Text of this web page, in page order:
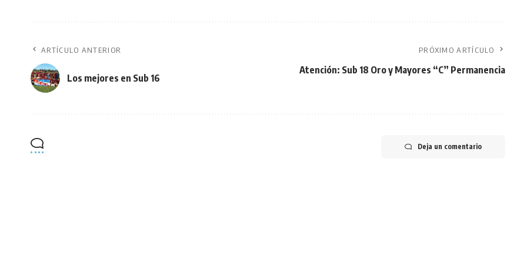
ARTÍCULO ANTERIOR
Los mejores en Sub 16
PRÓXIMO ARTÍCULO
Atención: Sub 18 Oro y Mayores “C” Permanencia
Deja un comentario